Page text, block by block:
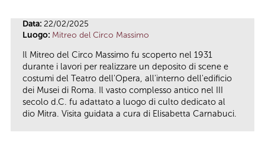
Data: 22/02/2025
Luogo: Mitreo del Circo Massimo
Il Mitreo del Circo Massimo fu scoperto nel 1931
durante i lavori per realizzare un deposito di scene e
costumi del Teatro dell'Opera, all'interno dell'edificio
dei Musei di Roma. Il vasto complesso antico nel III
secolo d.C. fu adattato a luogo di culto dedicato al
dio Mitra. Visita guidata a cura di Elisabetta Carnabuci.